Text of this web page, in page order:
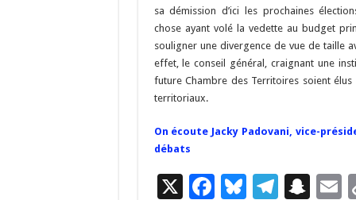
sa démission d’ici les prochaines
chose ayant volé la vedette au budget
souligner une divergence de vue de taille
effet, le conseil général, craignant une
future Chambre des Territoires soient
territoriaux.
On écoute Jacky Padovani, vice-
débats
X F
Bl T S
E